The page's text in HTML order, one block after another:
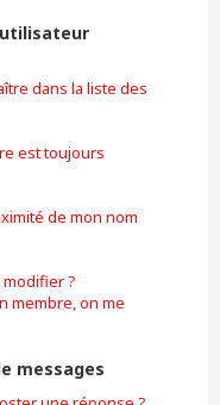
dans la liste des
est toujours
de mon nom
modifier ?
membre, on me
messages